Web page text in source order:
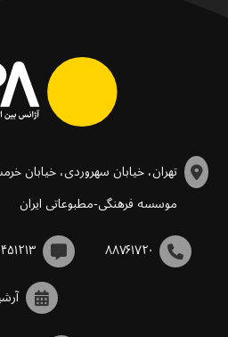
تهران، خیابان سهروردی، خیابان
موسسه فرهنگی-مطبوعاتی ایران
۸۸۷۶۱۷۲۰